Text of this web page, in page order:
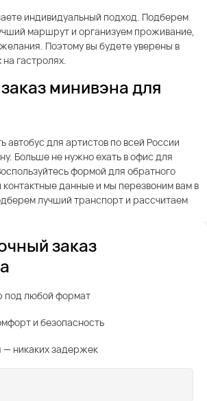
индивидуальный подход. Подберем
маршрут и организуем проживание,
Поэтому вы будете уверены в
гастролях.
минивэна для
автобус для артистов по всей России
Больше не нужно ехать в офис для
формой для обратного
контактные данные и мы перезвоним вам в
лучший транспорт и рассчитаем
заказ
под любой формат
и безопасность
— никаких задержек